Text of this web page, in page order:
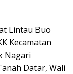
Lintau Buo
Kecamatan
Nagari
Datar, Wali